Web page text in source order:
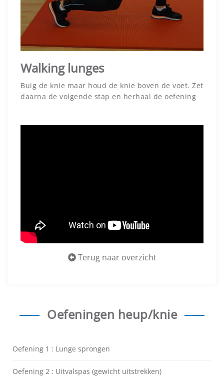
Oefeningen heup/knie
Oefening 1 : Lunge sprongen
Oefening 2 : Uitvalspas (gewicht uitstrekken)
Walking lunges
Buig de knie maar houd de knie boven de voet. Zet
daarna de volgende stap en herhaal de oefening
Terug naar overzicht